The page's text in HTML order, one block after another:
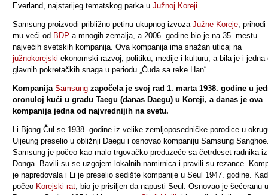
Everland, najstarijeg tematskog parka u Južnoj Koreji.
Samsung proizvodi približno petinu ukupnog izvoza Južne Koreje, prihodi
mu veći od BDP-a mnogih zemalja, a 2006. godine bio je na 35. mestu
najvećih svetskih kompanija. Ova kompanija ima snažan uticaj na
južnokorejski ekonomski razvoj, politiku, medije i kulturu, a bila je i jedna
glavnih pokretačkih snaga u periodu „Čuda sa reke Han“.
Kompanija Samsung započela je svoj rad 1. marta 1938. godine u
oronuloj kući u gradu Taegu (danas Daegu) u Koreji, a danas je ova
kompanija jedna od najvrednijih na svetu.
Li Bjong-Čul se 1938. godine iz velike zemljoposedničke porodice u
Uijeung preselio u obližnji Daegu i osnovao kompaniju Samsung Sanghoe
Samsung je počeo kao malo trgovačko preduzeće sa četrdeset radnika
Donga. Bavili su se uzgojem lokalnih namirnica i pravili su rezance.
je napredovala i Li je preselio sedište kompanije u Seul 1947. godine.
počeo Korejski rat, bio je prisiljen da napusti Seul. Osnovao je šećeranu u